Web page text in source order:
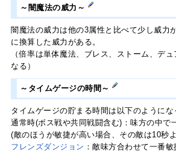
～闇魔法の威力～
闇魔法の威力は他の3属性と比べて少し威力
に換算した威力がある。
（倍率は単体魔法、ブレス、ストーム、デ
なる）
～タイムゲージの時間～
タイムゲージの貯まる時間は以下のようにな
通常時(ボス戦や共同戦闘含む)：味方の中で
(敵のほうが敏捷が高い場合、その敵は10秒
フレンズダンジョン ：敵味方合わせて一番